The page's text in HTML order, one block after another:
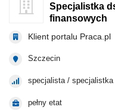
Specjalistka
finansowych
Klient portalu Praca.pl
Szczecin
specjalista / specjalistka
pełny etat